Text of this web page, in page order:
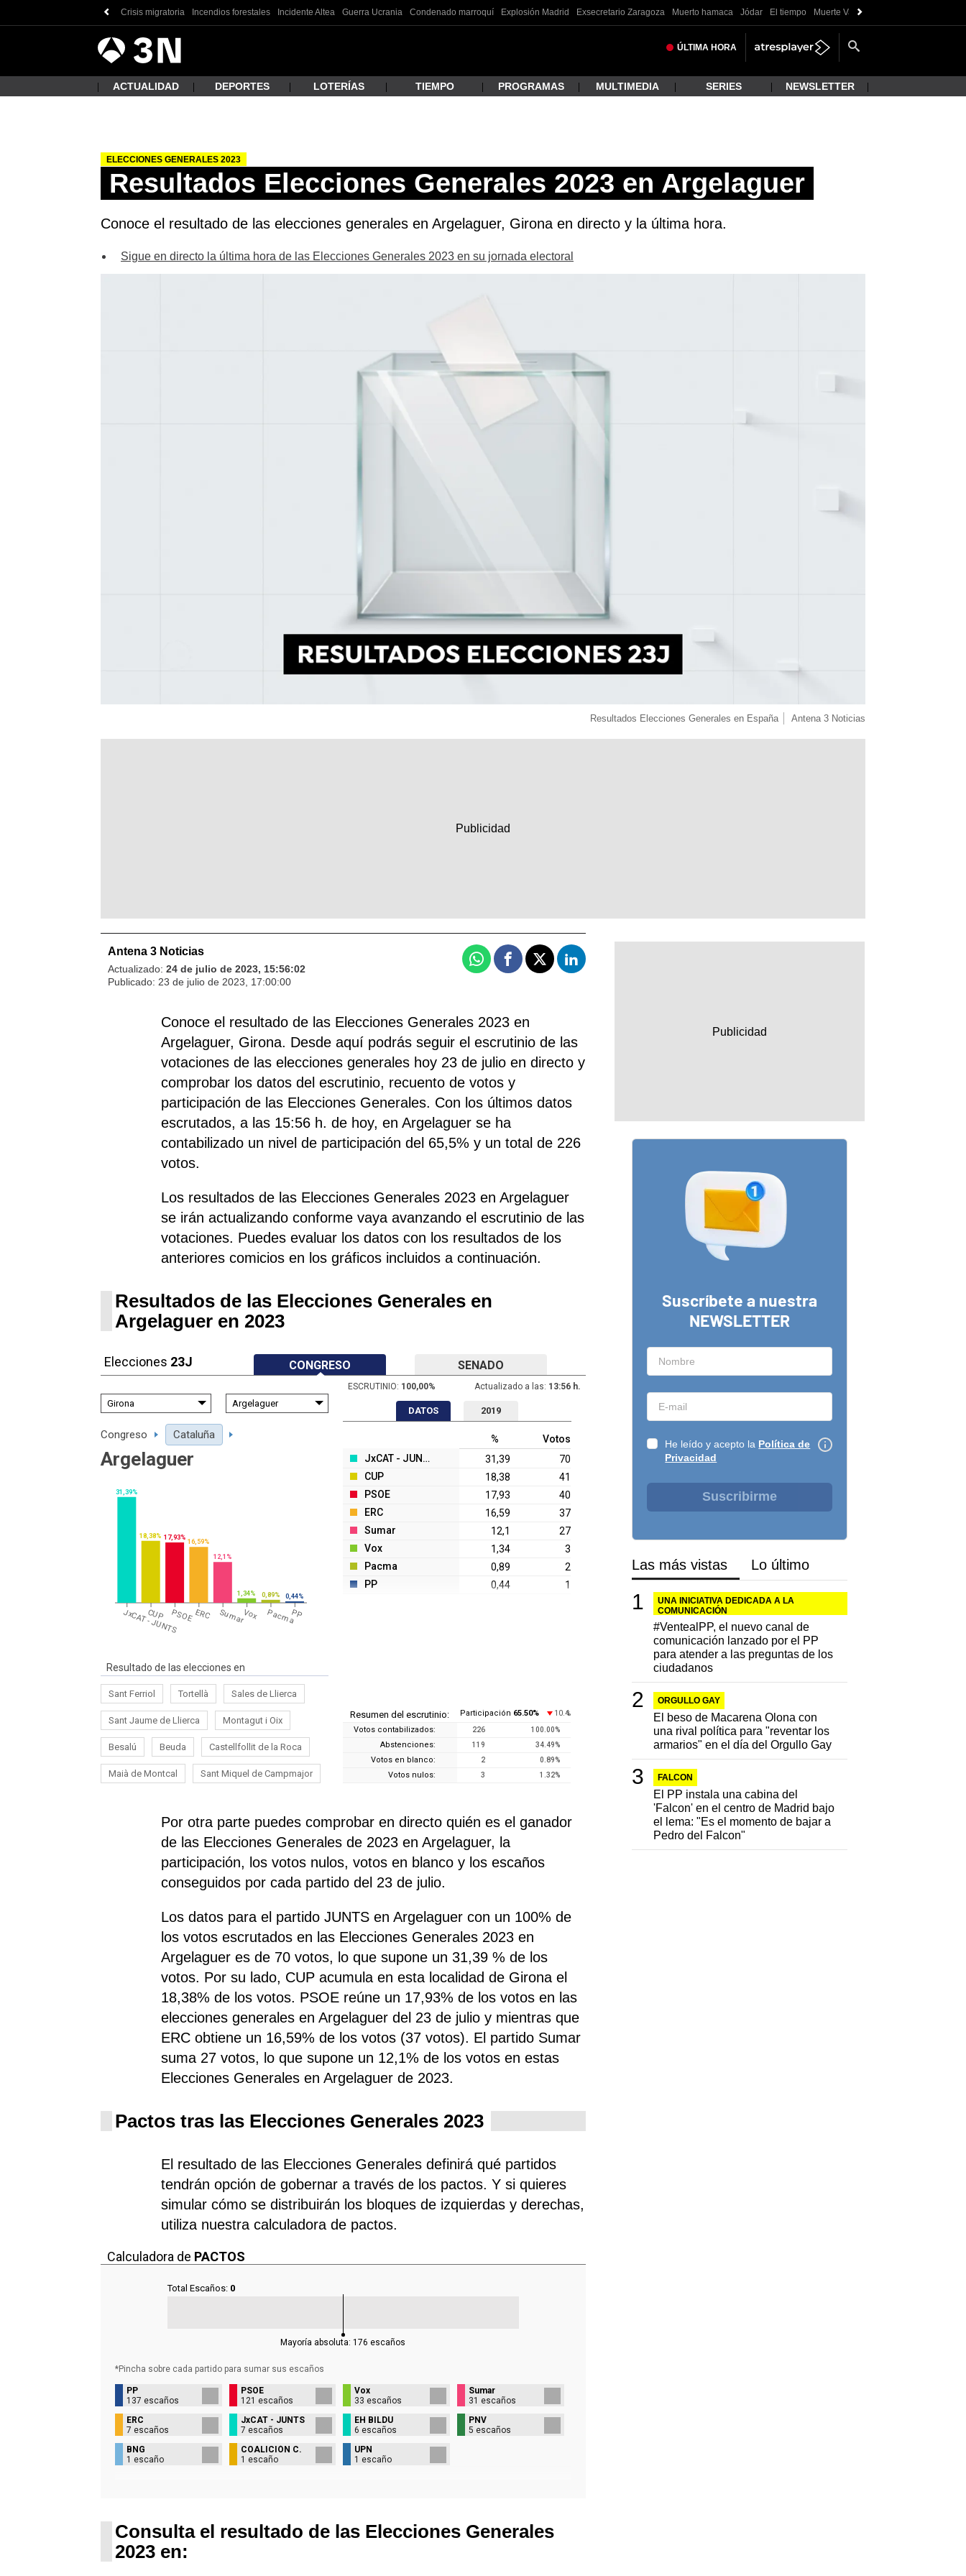
Crisis migratoria Incendios forestales Incidente Altea Guerra Ucrania Condenado marroquí Explosión Madrid Exsecretario Zaragoza Muerto hamaca Jódar El tiempo Muerte Valladolid
3
Noticias ÚLTIMA HORA
¿Qué estás buscando?
ACTUALIDAD DEPORTES LOTERÍAS TIEMPO PROGRAMAS MULTIMEDIA SERIES NEWSLETTER
ELECCIONES GENERALES 2023
Resultados Elecciones Generales 2023 en Argelaguer
Conoce el resultado de las elecciones generales en Argelaguer, Girona en directo y la última hora.
Sigue en directo la última hora de las Elecciones Generales 2023 en su jornada electoral
Resultados Elecciones Generales en España Antena 3 Noticias
Antena 3 Noticias
Actualizado: 24 de julio de 2023, 15:56:02
Publicado: 23 de julio de 2023, 17:00:00
WhatsappFacebook
X Linkedin
Conoce el resultado de las Elecciones Generales 2023 en
Argelaguer, Girona. Desde aquí podrás seguir el escrutinio de las
votaciones de las elecciones generales hoy 23 de julio en directo y
comprobar los datos del escrutinio, recuento de votos y
participación de las Elecciones Generales. Con los últimos datos
escrutados, a las 15:56 h. de hoy, en Argelaguer se ha
contabilizado un nivel de participación del 65,5% y un total de 226
votos.
Los resultados de las Elecciones Generales 2023 en Argelaguer
se irán actualizando conforme vaya avanzando el escrutinio de las
votaciones. Puedes evaluar los datos con los resultados de los
anteriores comicios en los gráficos incluidos a continuación.
Resultados de las Elecciones Generales en
Argelaguer en 2023
Elecciones 23J CONGRESO SENADO
ESCRUTINIO: 100,00% Actualizado a las: 13:56 h.
Congreso Cataluña
Argelaguer
JxCAT - JUNTS
CUP PSOE ERC SumarVox PacmaPP
31,39%
18,38% 17,93%
16,59%
12,1%
1,34% 0,89% 0,44%
Resultado de las elecciones en
Sant Ferriol Tortellà Sales de Llierca
Sant Jaume de Llierca Montagut i Oix
Besalú Beuda Castellfollit de la Roca
Maià de Montcal Sant Miquel de Campmajor
DATOS 2019
%
Votos
JxCAT - JUNTS
31,39
70
CUP
18,38
41
PSOE
17,93
40
ERC
16,59
37
Sumar
12,1
27
Vox
1,34
3
Pacma
0,89
2
PP
0,44 1
Resumen del escrutinio: Participación 65.50% 10.4%
Votos contabilizados: 226 100.00%
Abstenciones: 119 34.49%
Votos en blanco: 2 0.89%
Votos nulos: 3 1.32%
Por otra parte puedes comprobar en directo quién es el ganador
de las Elecciones Generales de 2023 en Argelaguer, la
participación, los votos nulos, votos en blanco y los escaños
conseguidos por cada partido del 23 de julio.
Los datos para el partido JUNTS en Argelaguer con un 100% de
los votos escrutados en las Elecciones Generales 2023 en
Argelaguer es de 70 votos, lo que supone un 31,39 % de los
votos. Por su lado, CUPacumula en esta localidad de Girona el
18,38% de los votos. PSOE reúne un 17,93% de los votos en las
elecciones generales en Argelaguer del 23 de julio y mientras que
ERC obtiene un 16,59% de los votos (37 votos). El partido Sumar
suma 27 votos, lo que supone un 12,1% de los votos en estas
Elecciones Generales en Argelaguer de 2023.
Pactos tras las Elecciones Generales 2023
El resultado de las Elecciones Generales definirá qué partidos
tendrán opción de gobernar a través de los pactos. Y si quieres
simular cómo se distribuirán los bloques de izquierdas y derechas,
utiliza nuestra calculadora de pactos.
Calculadora de PACTOS
Total Escaños: 0
Mayoría absoluta:176 escaños
*Pincha sobre cada partido para sumar sus escaños
PP
137 escaños
PSOE
121 escaños
Vox
33 escaños
Sumar
31 escaños
ERC
7 escaños
JxCAT - JUNTS
7 escaños
EH BILDU
6 escaños
PNV
5 escaños
BNG
1 escaño
COALICIÓN C.
1 escaño
UPN
1 escaño
Consulta el resultado de las Elecciones Generales
2023 en:
Suscríbete a nuestra
NEWSLETTER
He leído y acepto la Política de
Privacidad
Suscribirme
Las más vistas Lo último
UNA INICIATIVA DEDICADA A LA
COMUNICACIÓN
#VentealPP, el nuevo canal de
comunicación lanzado por el PP
para atender a las preguntas de los
ciudadanos
ORGULLO GAY
El beso de Macarena Olona con
una rival política para "reventar los
armarios" en el día del Orgullo Gay
FALCON
El PP instala una cabina del
'Falcon' en el centro de Madrid bajo
el lema: "Es el momento de bajar a
Pedro del Falcon"